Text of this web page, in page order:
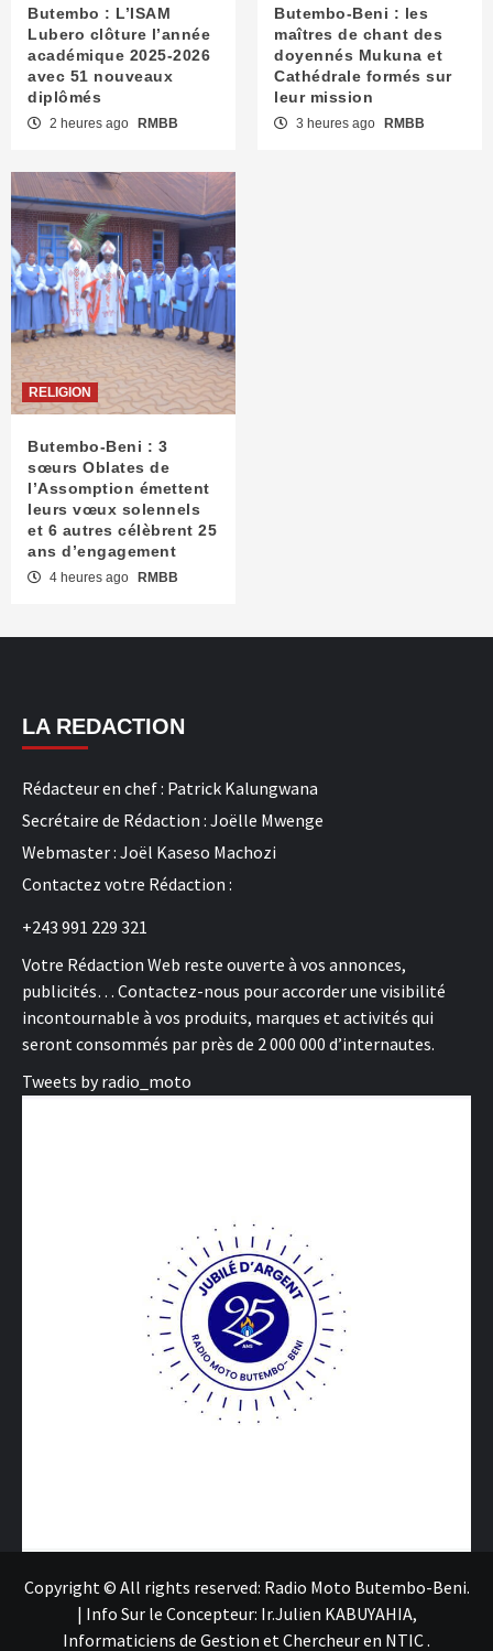
Butembo : L’ISAM
Lubero clôture l’année
académique 2025-2026
avec 51 nouveaux
diplômés
2 heures ago RMBB
Butembo-Beni : les
maîtres de chant des
doyennés Mukuna et
Cathédrale formés sur
leur mission
3 heures ago RMBB
RELIGION
Butembo-Beni : 3
sœurs Oblates de
l’Assomption émettent
leurs vœux solennels
et 6 autres célèbrent 25
ans d’engagement
4 heures ago RMBB
LA REDACTION
Rédacteur en chef : Patrick Kalungwana
Secrétaire de Rédaction : Joëlle Mwenge
Webmaster : Joël Kaseso Machozi
Contactez votre Rédaction :
+243 991 229 321
Votre Rédaction Web reste ouverte à vos annonces,
publicités… Contactez-nous pour accorder une visibilité
incontournable à vos produits, marques et activités qui
seront consommés par près de 2 000 000 d’internautes.
Tweets by radio_moto
Copyright © All rights reserved: Radio Moto Butembo-Beni.
| Info Sur le Concepteur: Ir.Julien KABUYAHIA,
Informaticiens de Gestion et Chercheur en NTIC.